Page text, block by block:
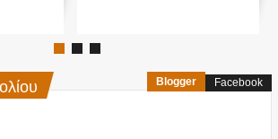
Blogger Facebook